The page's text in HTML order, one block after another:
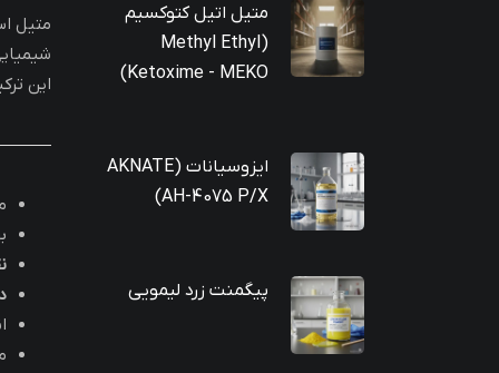
متیل
این
متیل اتیل کتوکسیم
(Methyl Ethyl
Ketoxime - MEKO)
ایزوسیانات (AKNATE
AH-4075 P/X)
پیگمنت زرد لیمویی